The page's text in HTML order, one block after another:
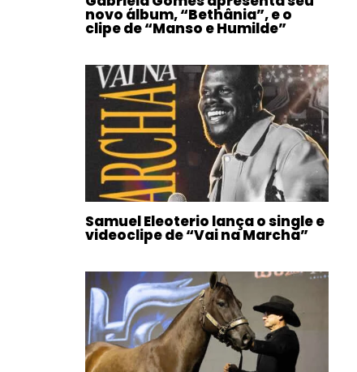
novo álbum, “Bethânia”, e o
clipe de “Manso e Humilde”
Samuel Eleoterio lança o single e
videoclipe de “Vai na Marcha”